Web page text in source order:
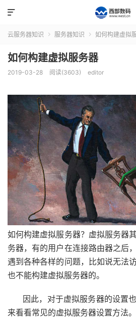

云服务器知识  服务器知识  如何构建虚拟
如何构建虚拟服务器
2019-03-28 阅读(3603) editor
如何构建虚拟服务器？虚拟服务器
务器，有的用户在连接路由器之后
遇到各种各样的问题，比如说无法
也不能构建虚拟服务器的。
因此，对于虚拟服务器的设置
来看看常见的虚拟服务器设置方法。